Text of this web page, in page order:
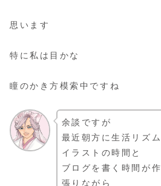
思います
特に私は目かな
瞳のかき方模索中ですね
余談ですが
最近朝方に生活リズ
イラストの時間と
ブログを書く時間が
張りながら